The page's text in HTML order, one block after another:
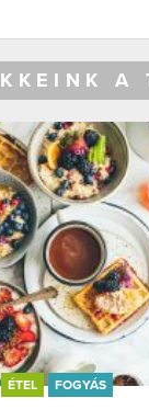
A
ÉTEL FOGYÁS